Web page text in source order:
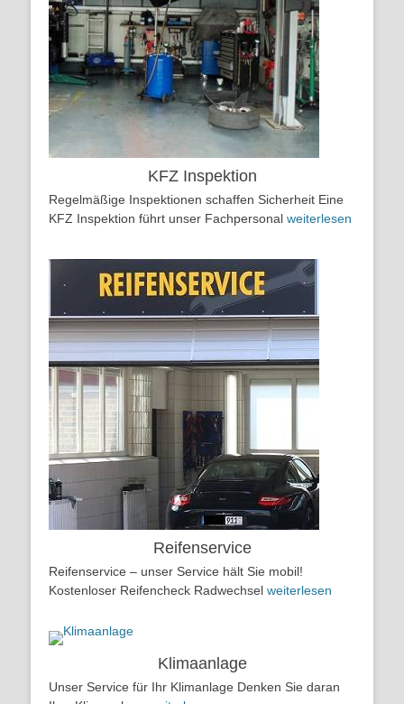
KFZ Inspektion
Regelmäßige Inspektionen schaffen Sicherheit Eine
KFZ Inspektion führt unser Fachpersonal weiterlesen
Reifenservice
Reifenservice – unser Service hält Sie mobil!
Kostenloser Reifencheck Radwechsel weiterlesen
Klimaanlage
Unser Service für Ihr Klimanlage Denken Sie daran